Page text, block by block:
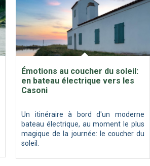
Émotions au coucher du soleil:
en bateau électrique vers les
Casoni
Un itinéraire à bord d'un moderne
bateau électrique, au moment le plus
magique de la journée: le coucher du
soleil.